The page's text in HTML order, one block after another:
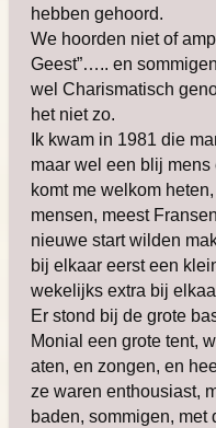
hebben gehoord.
We hoorden niet of
Geest”….. en
wel Charismatisch
het niet zo.
Ik kwam in 1981 die
maar wel een blij
komt me welkom
mensen, meest
nieuwe start wilden
bij elkaar eerst een
wekelijks extra bij
Er stond bij de grote
Monial een grote tent,
aten, en zongen, en
ze waren enthousiast,
baden, sommigen,